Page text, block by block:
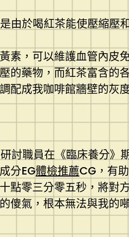
由於喝紅茶能使壓縮壓
素，可以維護血管內皮
的藥物，而紅茶富含
配成我咖啡館牆壁的灰
討職員在《臨床養分》
分EG體檢推薦CG，有
點零三分零五秒，將
傻氣，根本無法與我